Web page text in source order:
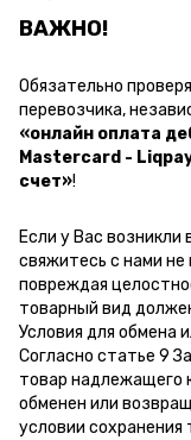
ВАЖНО!
Обязательно
перевозчика,
«онлайн оплата
Mastercard -
счет»!
Если у Вас
свяжитесь с нами не
повреждая
товарный вид
Условия для обмена
Согласно статье 9
товар надлежащего
обменен или
условии сохранения